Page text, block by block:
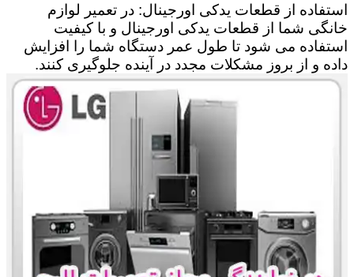
استفاده از قطعات یدکی اورجینال: در تعمیر لوازم
خانگی شما از قطعات یدکی اورجینال و با کیفیت
استفاده می شود تا طول عمر دستگاه شما را افزایش
داده و از بروز مشکلات مجدد در آینده جلوگیری کنند.